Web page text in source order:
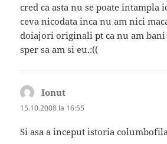
cred ca asta nu se poate intampla
ceva nicodata inca nu am nici
doiajori originali pt ca nu am bani
sper sa am si eu.:((
Ionut
15.10.2008 la 16:55
Si asa a inceput istoria